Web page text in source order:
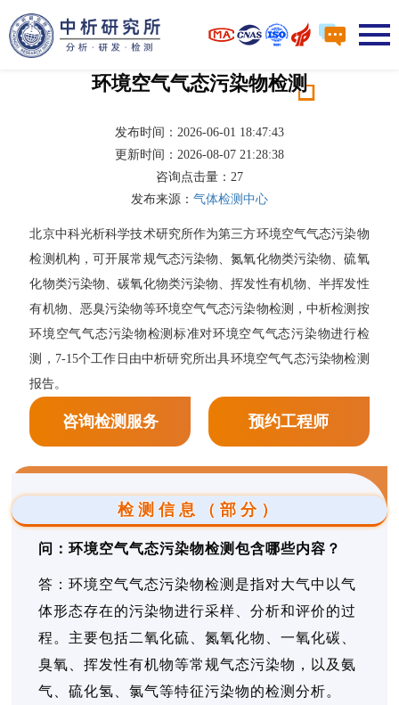
环境空气气态污染物检测
发布时间：2026-06-01 18:47:43
更新时间：2026-08-07 21:28:38
咨询点击量： 27
发布来源： 气体检测中心
北京中科光析科学技术研究所作为第三方环境空气气态污染物
检测机构，可开展常规气态污染物、氮氧化物类污染物、硫氧
化物类污染物、碳氧化物类污染物、挥发性有机物、半挥发性
有机物、恶臭污染物等环境空气气态污染物检测，中析检测按
环境空气气态污染物检测标准对环境空气气态污染物进行检
测，7-15个工作日由中析研究所出具环境空气气态污染物检测
报告。
咨询检测服务 预约工程师
检测信息（部分）
问：环境空气气态污染物检测包含哪些内容？
答：环境空气气态污染物检测是指对大气中以气
体形态存在的污染物进行采样、分析和评价的过
程。主要包括二氧化硫、氮氧化物、一氧化碳、
臭氧、挥发性有机物等常规气态污染物，以及氨
气、硫化氢、氯气等特征污染物的检测分析。